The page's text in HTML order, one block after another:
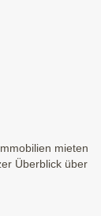
mieten
Überblick über